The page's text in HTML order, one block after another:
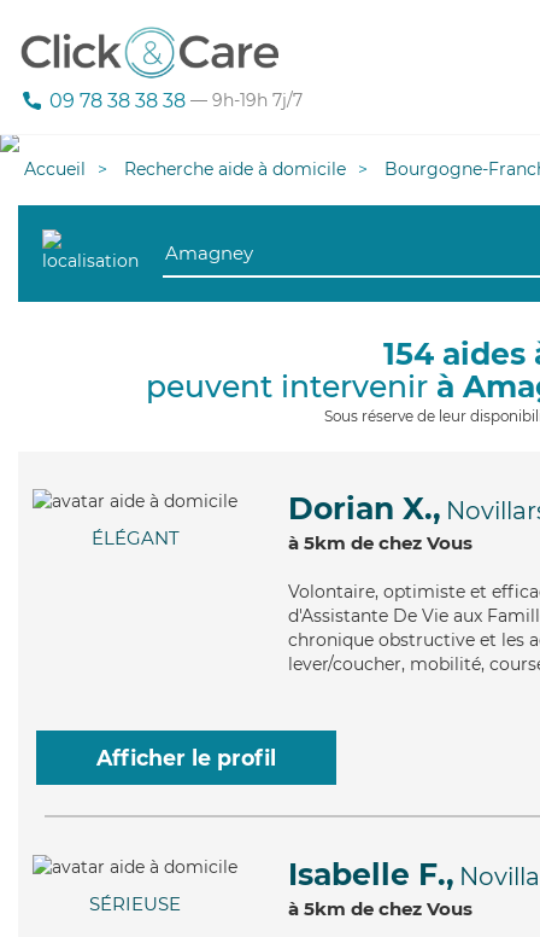
09 78 38 38 38 — 9h-19h 7j/7
Accueil Recherche aide à domicile Bourgogne-
154
peuvent intervenir à
Sous réserve de leur
ÉLÉGANT
Dorian X.,
à 5km de chez Vous
Volontaire, optimiste et
d'Assistante De Vie aux
chronique obstructive et les
lever/coucher, mobilité,
Afficher le profil
SÉRIEUSE
Isabelle F.,
à 5km de chez Vous